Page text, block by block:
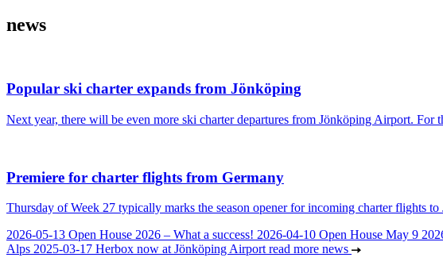
news
Popular ski charter expands from Jönköping
Next year, there will be even more ski charter departures from Jönköping Airport.
Premiere for charter flights from Germany
Thursday of Week 27 typically marks the season opener for incoming charter
2026-05-13 Open House 2026 – What a success! 2026-04-10 Open House May 9
Alps 2025-03-17 Herbox now at Jönköping Airportread more news